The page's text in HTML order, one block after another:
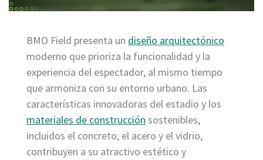
BMO Field presenta un diseño arquitectónico
moderno que prioriza la funcionalidad y la
experiencia del espectador, al mismo tiempo
que armoniza con su entorno urbano. Las
características innovadoras del estadio y los
materiales de construcción sostenibles,
incluidos el concreto, el acero y el vidrio,
contribuyen a su atractivo estético y